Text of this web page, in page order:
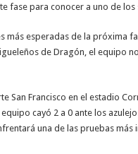
fase para conocer a uno de los
más esperadas de la próxima
de Dragón, el equipo
San Francisco en el estadio
cayó 2 a 0 ante los
una de las pruebas